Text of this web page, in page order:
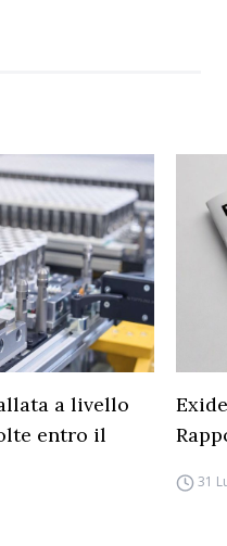
a livello
entro il
31